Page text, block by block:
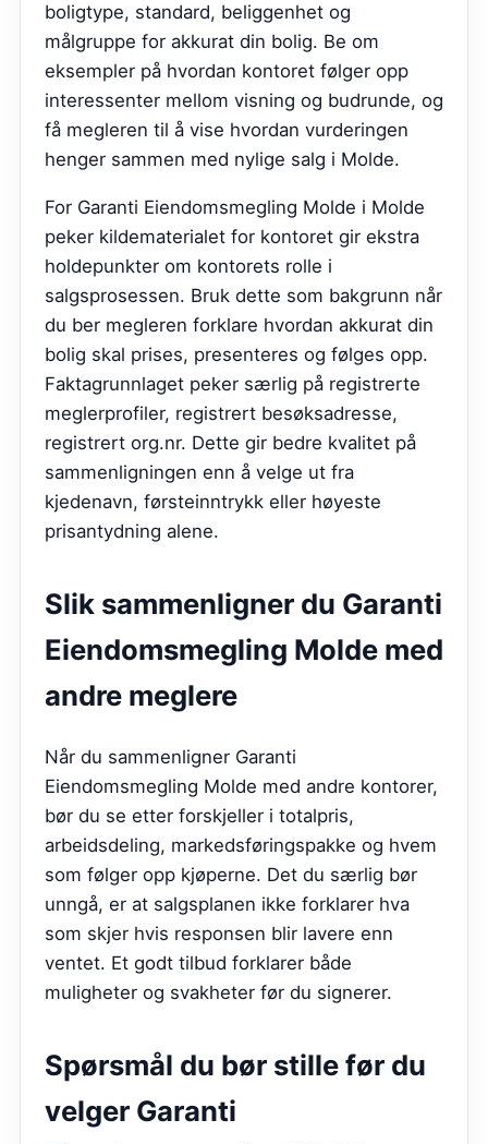
boligtype, standard, beliggenhet og
målgruppe for akkurat din bolig. Be om
eksempler på hvordan kontoret følger opp
interessenter mellom visning og budrunde, og
få megleren til å vise hvordan vurderingen
henger sammen med nylige salg i Molde.
For Garanti Eiendomsmegling Molde i Molde
peker kildematerialet for kontoret gir ekstra
holdepunkter om kontorets rolle i
salgsprosessen. Bruk dette som bakgrunn når
du ber megleren forklare hvordan akkurat din
bolig skal prises, presenteres og følges opp.
Faktagrunnlaget peker særlig på registrerte
meglerprofiler, registrert besøksadresse,
registrert org.nr. Dette gir bedre kvalitet på
sammenligningen enn å velge ut fra
kjedenavn, førsteinntrykk eller høyeste
prisantydning alene.
Slik sammenligner du Garanti
Eiendomsmegling Molde med
andre meglere
Når du sammenligner Garanti
Eiendomsmegling Molde med andre kontorer,
bør du se etter forskjeller i totalpris,
arbeidsdeling, markedsføringspakke og hvem
som følger opp kjøperne. Det du særlig bør
unngå, er at salgsplanen ikke forklarer hva
som skjer hvis responsen blir lavere enn
ventet. Et godt tilbud forklarer både
muligheter og svakheter før du signerer.
Spørsmål du bør stille før du
velger Garanti